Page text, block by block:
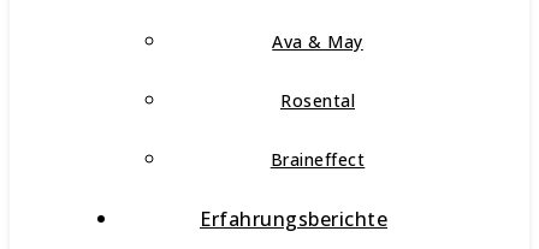
Ava & May
Rosental
Braineffect
Erfahrungsberichte